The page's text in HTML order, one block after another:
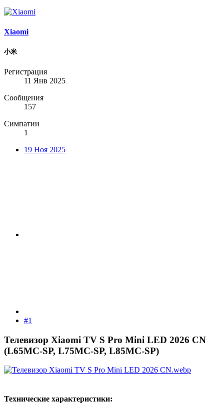
Xiaomi
小米
Регистрация
11 Янв 2025
Сообщения
157
Симпатии
1
19 Ноя 2025
#1
Телевизор Xiaomi TV S Pro Mini LED 2026 CN
(L65МC-SР, L75МC-SР, L85МC-SР)​
Технические характеристики: